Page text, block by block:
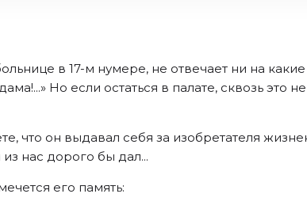
в 17-м нумере, не отвечает ни на
Но если остаться в палате, сквозь
он выдавал себя за изобретателя
нас дорого бы дал...
его память: